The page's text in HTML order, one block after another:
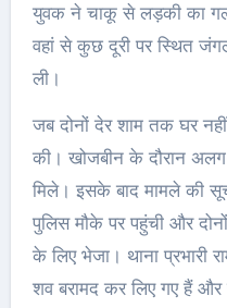
युवक ने चाकू से लड़की का
वहां से कुछ दूरी पर स्थित
ली।
जब दोनों देर शाम तक घर
की। खोजबीन के दौरान
मिले। इसके बाद मामले की
पुलिस मौके पर पहुंची और
के लिए भेजा। थाना प्रभारी
शव बरामद कर लिए गए हैं और